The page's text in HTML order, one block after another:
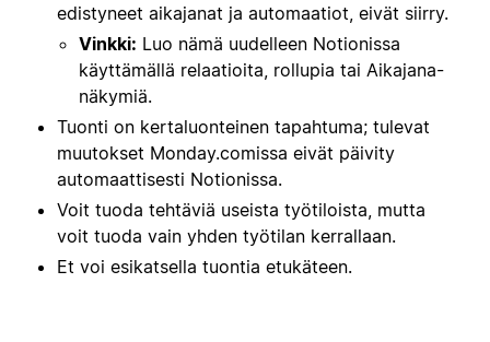
edistyneet aikajanat ja automaatiot, eivät siirry.
Vinkki: Luo nämä uudelleen Notionissa
käyttämällä relaatioita, rollupia tai Aikajana-
näkymiä.
Tuonti on kertaluonteinen tapahtuma; tulevat
muutokset Monday.comissa eivät päivity
automaattisesti Notionissa.
Voit tuoda tehtäviä useista työtiloista, mutta
voit tuoda vain yhden työtilan kerrallaan.
Et voi esikatsella tuontia etukäteen.